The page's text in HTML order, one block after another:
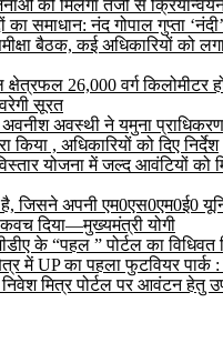
को मिलेगा तेजी से
का समाधान: नंद गोपाल गुप्ता ‘नंदी’
बैठक, कई अधिकारियों को
26,000 वर्ग किलोमीटर
सूरत
अवस्थी ने यमुना
किया , अधिकारियों को दिए निर्देश
योजना में जल्द आवंटियों को
है, जिसने अपनी एम0एस0एम0ई0
दिया—मुख्यमंत्री योगी
के “पहल ” पोर्टल का विधिवत
में UP का पहला फुटवियर
मित्र पोर्टल पर आवंटन हेतु